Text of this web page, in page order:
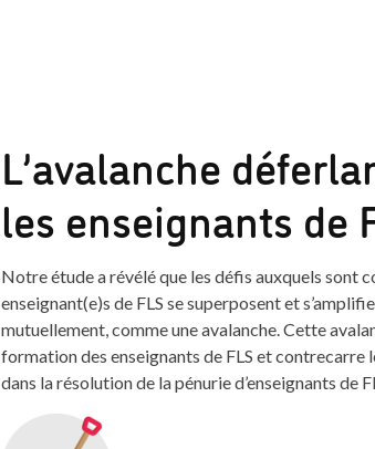
L’avalanche
les enseignants de
Notre étude a révélé que les défis auxquels sont
enseignant(e)s de FLS se superposent et
mutuellement, comme une avalanche. Cette
formation des enseignants de FLS et contrecarre
dans la résolution de la pénurie d’enseignants de